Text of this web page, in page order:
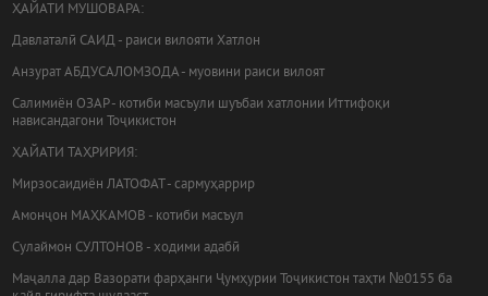
ҲАЙАТИ МУШОВАРА:
Давлаталӣ САИД - раиси вилояти Хатлон
Анзурат АБДУСАЛОМЗОДА - муовини раиси вилоят
Салимиён ОЗАР - котиби масъули шуъбаи хатлонии Иттифоқи
нависандагони Тоҷикистон
ҲАЙАТИ ТАҲРИРИЯ:
Мирзосаидиён ЛАТОФАТ - сармуҳаррир
Амонҷон МАҲКАМОВ - котиби масъул
Сулаймон СУЛТОНОВ - ходими адабӣ
Маҷалла дар Вазорати фарҳанги Ҷумҳурии Тоҷикистон таҳти №0155 ба